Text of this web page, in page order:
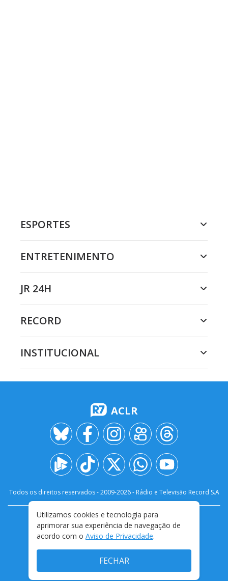
ESPORTES
ENTRETENIMENTO
JR 24H
RECORD
INSTITUCIONAL
ACLR
Todos os direitos reservados - 2009-2026- Rádio e Televisão Record S.A
FALE CONOSCO
PRIVACIDADE
TERMOS E CONDIÇÕES DE USO
Utilizamos cookies e tecnologia para
aprimorar sua experiência de navegação de
acordo com o Aviso de Privacidade.
FECHAR